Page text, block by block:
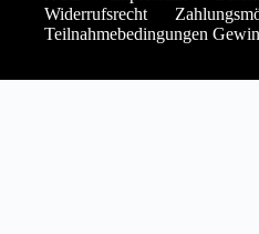
Widerrufsrecht
Teilnahmebedingungen